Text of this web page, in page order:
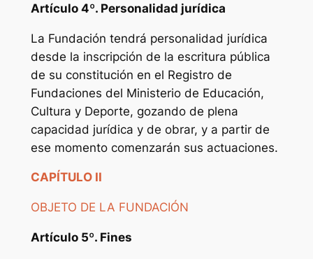
Artículo 4º. Personalidad jurídica
La Fundación tendrá personalidad jurídica
desde la inscripción de la escritura pública
de su constitución en el Registro de
Fundaciones del Ministerio de Educación,
Cultura y Deporte, gozando de plena
capacidad jurídica y de obrar, y a partir de
ese momento comenzarán sus actuaciones.
CAPÍTULO II
OBJETO DE LA FUNDACIÓN
Artículo 5º. Fines